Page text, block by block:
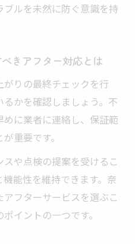
ルを未然に防ぐ意識を持
きアフター対応とは
りの最終チェックを行
かを確認しましょう。不
に業者に連絡し、保証範
重要です。
や点検の提案を受けるこ
能性を維持できます。奈
フターサービスを選ぶこ
イントの一つです。